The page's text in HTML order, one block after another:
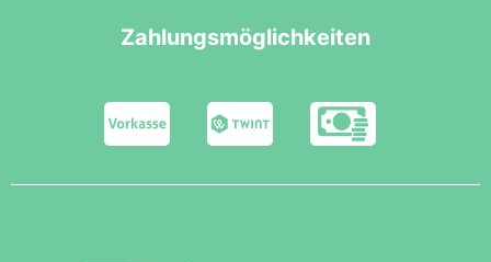
Zahlungsmöglichkeiten